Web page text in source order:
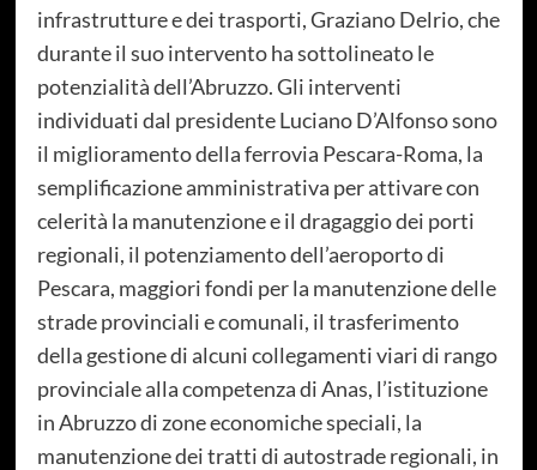
infrastrutture e dei trasporti, Graziano Delrio, che
durante il suo intervento ha sottolineato le
potenzialità dell’Abruzzo. Gli interventi
individuati dal presidente Luciano D’Alfonso sono
il miglioramento della ferrovia Pescara-Roma, la
semplificazione amministrativa per attivare con
celerità la manutenzione e il dragaggio dei porti
regionali, il potenziamento dell’aeroporto di
Pescara, maggiori fondi per la manutenzione delle
strade provinciali e comunali, il trasferimento
della gestione di alcuni collegamenti viari di rango
provinciale alla competenza di Anas, l’istituzione
in Abruzzo di zone economiche speciali, la
manutenzione dei tratti di autostrade regionali, in